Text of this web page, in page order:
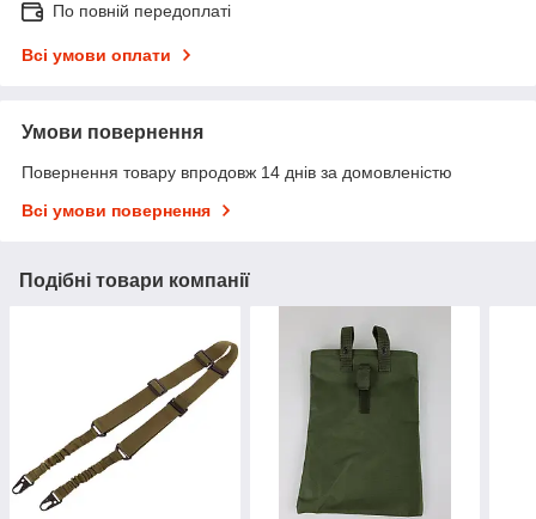
По повній передоплаті
Всі умови оплати
Умови повернення
Повернення товару впродовж 14 днів за домовленістю
Всі умови повернення
Подібні товари компанії